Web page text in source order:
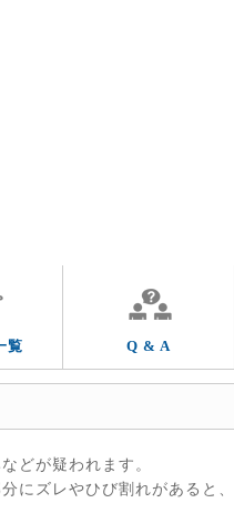
覧 Q & A
& ANSWER
どが疑われます。
にズレやひび割れがあると